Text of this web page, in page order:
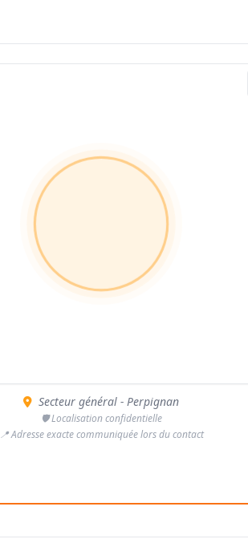
Secteur général - Perpignan
🛡️ Localisation confidentielle
📍 Adresse exacte communiquée lors du contact